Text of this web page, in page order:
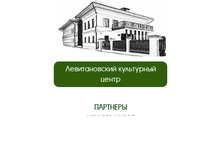
Левитановский культурный
центр
ПАРТНЕРЫ
нашего музея